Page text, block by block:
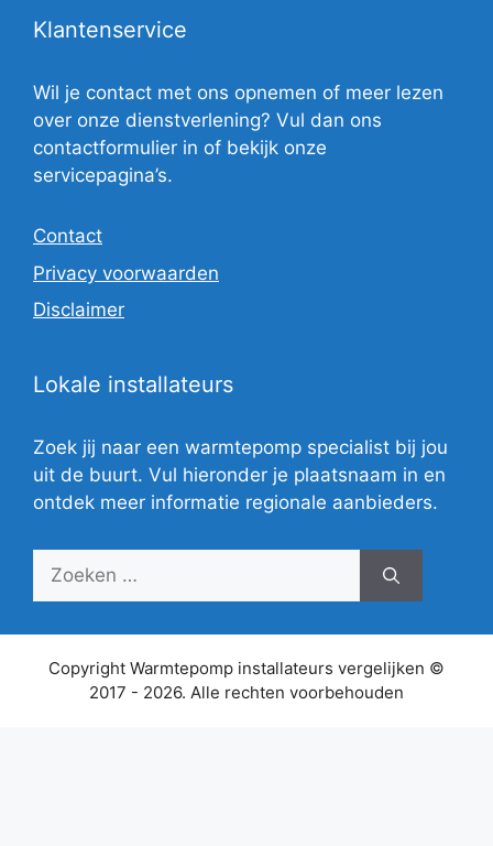
Klantenservice
Wil je contact met ons opnemen of meer lezen
over onze dienstverlening? Vul dan ons
contactformulier in of bekijk onze
servicepagina’s.
Contact
Privacy voorwaarden
Disclaimer
Lokale installateurs
Zoek jij naar een warmtepomp specialist bij jou
uit de buurt. Vul hieronder je plaatsnaam in en
ontdek meer informatie regionale aanbieders.
Zoek
Copyright Warmtepomp installateurs vergelijken ©
2017 - 2026. Alle rechten voorbehouden